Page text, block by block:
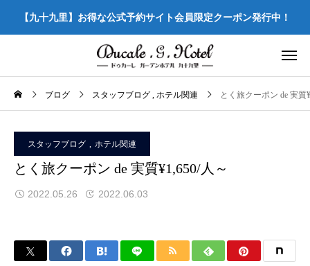
【九十九里】お得な公式予約サイト会員限定クーポン発行中！
ブログ スタッフブログ ホテル関連 とく旅クーポン de 実質
スタッフブログ ホテル関連
とく旅クーポン de 実質¥1,650/人～
2022.05.26 2022.06.03